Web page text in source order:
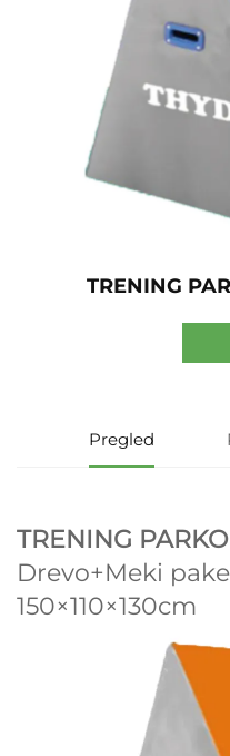
TRENING
Pregled
TRENING
Drevo+Meki
150×110×130cm